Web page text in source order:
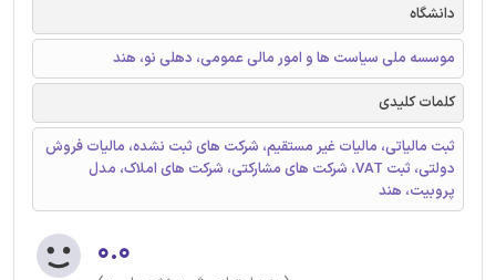
دانشگاه
موسسه ملی سیاست ها و امور مالی عمومی، دهلی نو، هند
کلمات کلیدی
ثبت مالیاتی، مالیات غیر مستقیم، شرکت های ثبت نشده، مالیات فروش
دولتی، ثبت VAT، شرکت های مشارکتی، شرکت های املاک، مدل
پروبیت، هند
۰.۰